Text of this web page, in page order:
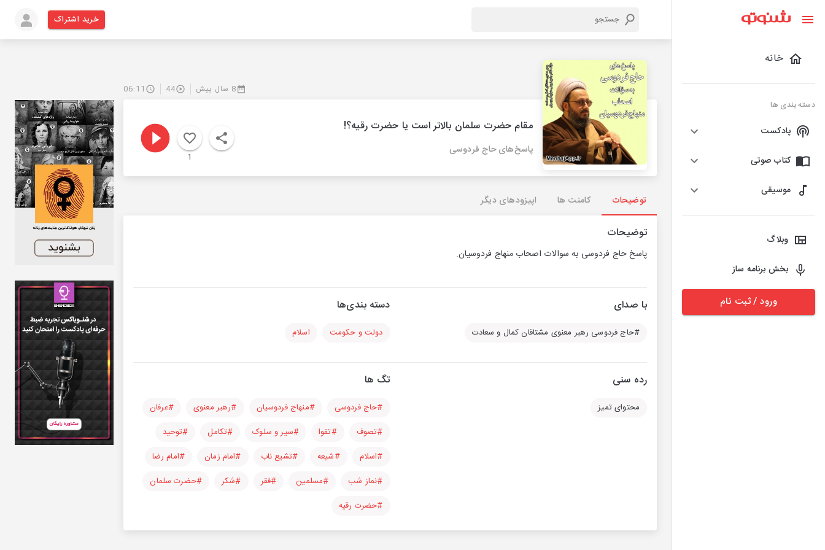
خانه
دسته بندی ها
پادکست
کتاب صوتی
موسیقی
وبلاگ
بخش برنامه ساز
ورود / ثبت نام
خرید اشتراک
8 سال پیش 44
06:11
مقام حضرت سلمان بالاتر است یا حضرت رقیه؟!
پاسخ‌های حاج فردوسی
1
توضیحات کامنت ها اپیزودهای دیگر
توضیحات
پاسخ حاج فردوسی به سوالات اصحاب منهاج فردوسیان.
با صدای
#حاج فردوسی رهبر معنوی مشتاقان کمال و سعادت
دسته بندی‌ها
دولت و حکومت اسلام
رده سنی
محتوای تمیز
تگ ها
#حاج فردوسی #منهاج فردوسیان #رهبر معنوی
#عرفان
#تصوف
#تقوا #سیر و سلوک #تکامل
#توحید
#اسلام
#شیعه #تشیع ناب #امام زمان
#امام رضا
#نماز شب
#مسلمین #فقر #شکر
#حضرت سلمان
#حضرت رقیه